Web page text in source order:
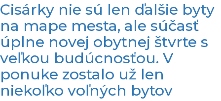
Cisárky nie sú len ďalšie byty
na mape mesta, ale súčasť
úplne novej obytnej štvrte s
veľkou budúcnosťou. V
ponuke zostalo už len
niekoľko voľných bytov